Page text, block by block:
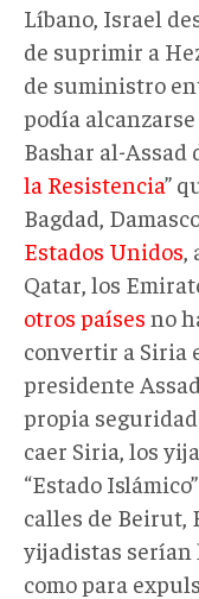
Líbano, Israel
de suprimir a
de suministro
podía
Bashar al-Assad
la Resistencia”
Bagdad,
Estados Unidos
Qatar, los
otros países no
convertir a Siria
presidente
propia
caer Siria, los
“Estado
calles de Beirut,
yijadistas serían
como para